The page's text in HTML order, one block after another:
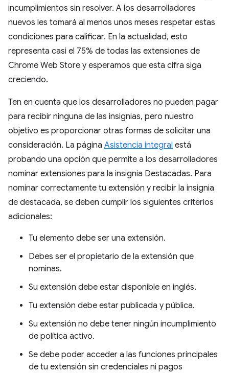
incumplimientos sin resolver. A los desarrolladores
nuevos les tomará al menos unos meses respetar estas
condiciones para calificar. En la actualidad, esto
representa casi el 75% de todas las extensiones de
Chrome Web Store y esperamos que esta cifra siga
creciendo.
Ten en cuenta que los desarrolladores no pueden pagar
para recibir ninguna de las insignias, pero nuestro
objetivo es proporcionar otras formas de solicitar una
consideración. La página Asistencia integral está
probando una opción que permite a los desarrolladores
nominar extensiones para la insignia Destacadas. Para
nominar correctamente tu extensión y recibir la insignia
de destacada, se deben cumplir los siguientes criterios
adicionales:
Tu elemento debe ser una extensión.
Debes ser el propietario de la extensión que
nominas.
Su extensión debe estar disponible en inglés.
Tu extensión debe estar publicada y pública.
Su extensión no debe tener ningún incumplimiento
de política activo.
Se debe poder acceder a las funciones principales
de tu extensión sin credenciales ni pagos